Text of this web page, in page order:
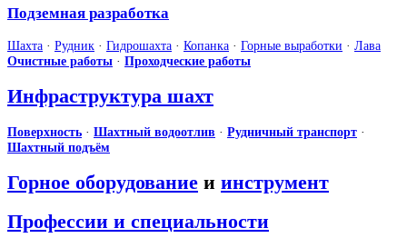
Подземная разработка
Шахта · Рудник · Гидрошахта · Копанка · Горные выработки · Лава
Очистные работы · Проходческие работы
Инфраструктура шахт
Поверхность · Шахтный водоотлив · Рудничный транспорт ·
Шахтный подъём
Горное оборудование и инструмент
Профессии и специальности